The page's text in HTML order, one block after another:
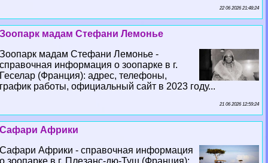
22 06 2026 21:48:24
Зоопарк мадам Стефани Лемонье
Зоопарк мадам Стефани Лемонье -
справочная информация о зоопарке в г.
Геселар (Франция): адрес, телефоны,
график работы, официальный сайт в 2023 году...
21 06 2026 12:59:24
Сафари Африки
Сафари Африки - справочная информация